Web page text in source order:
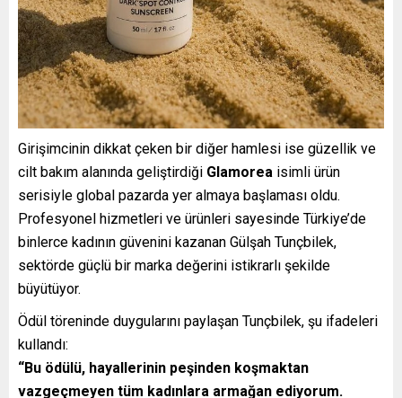
Girişimcinin dikkat çeken bir diğer hamlesi ise güzellik ve
cilt bakım alanında geliştirdiği Glamorea isimli ürün
serisiyle global pazarda yer almaya başlaması oldu.
Profesyonel hizmetleri ve ürünleri sayesinde Türkiye’de
binlerce kadının güvenini kazanan Gülşah Tunçbilek,
sektörde güçlü bir marka değerini istikrarlı şekilde
büyütüyor.
Ödül töreninde duygularını paylaşan Tunçbilek, şu ifadeleri
kullandı:
“Bu ödülü, hayallerinin peşinden koşmaktan
vazgeçmeyen tüm kadınlara armağan ediyorum.